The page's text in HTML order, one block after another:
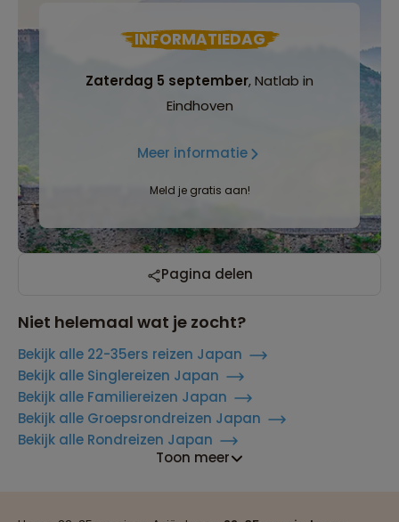
INFORMATIEDAG
Zaterdag 5 september, Natlab in
Eindhoven
Meer informatie
Meld je gratis aan!
Pagina delen
Niet helemaal wat je zocht?
Bekijk alle 22-35ers reizen Japan
Bekijk alle Singlereizen Japan
Bekijk alle Familiereizen Japan
Bekijk alle Groepsrondreizen Japan
Bekijk alle Rondreizen Japan
Toon meer
Reizen met oog voor mens, cultuur en milieu